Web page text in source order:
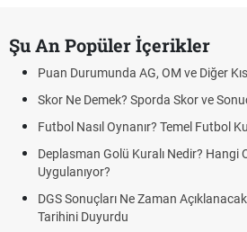
Şu An Popüler İçerikler
Puan Durumunda AG, OM ve Diğer
Skor Ne Demek? Sporda Skor ve
Futbol Nasıl Oynanır? Temel Futbol
Deplasman Golü Kuralı Nedir? Hangi
Uygulanıyor?
DGS Sonuçları Ne Zaman
Tarihini Duyurdu